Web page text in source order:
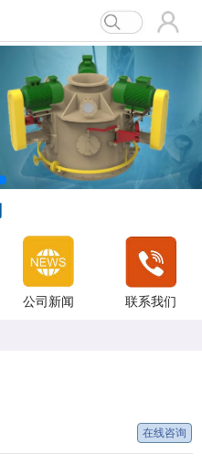
公司新闻 联系我们
在线咨询